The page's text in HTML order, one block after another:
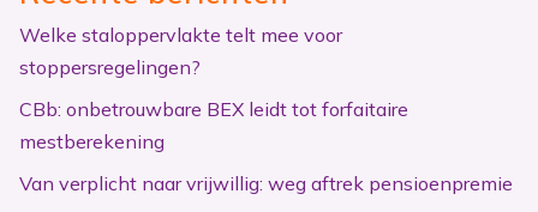
Welke staloppervlakte telt mee voor
stoppersregelingen?
CBb: onbetrouwbare BEX leidt tot forfaitaire
mestberekening
Van verplicht naar vrijwillig: weg aftrek pensioenpremie